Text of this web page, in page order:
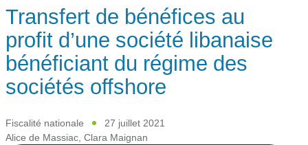
Transfert de bénéfices au
profit d’une société libanaise
bénéficiant du régime des
sociétés offshore
Fiscalité nationale
27 juillet 2021
Alice de Massiac, Clara Maignan